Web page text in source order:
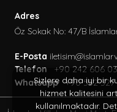
Adres
Öz Sokak No: 47/B
E-Posta
Telefon
+90 242 606
Whatsapp +90 552
Sizlere daha iyi bir
hizmet kalitesini
kullanılmaktadır.